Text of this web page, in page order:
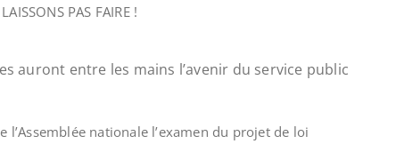
PAS FAIRE !
auront entre les mains l’avenir du service public
l’Assemblée nationale l’examen du projet de loi